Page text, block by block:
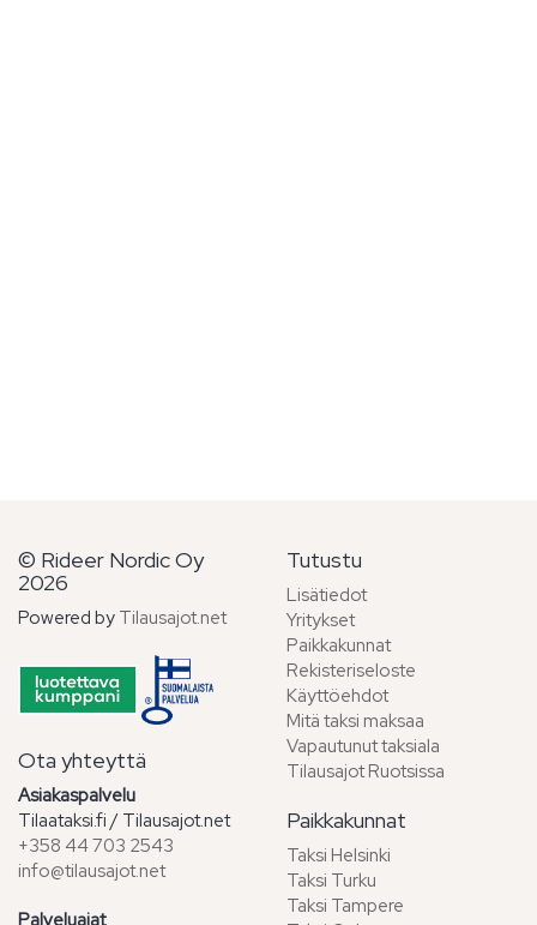
Tee ilmainen tarjouspyyntö!
© Rideer Nordic Oy
2026
Powered by Tilausajot.net
Ota yhteyttä
Asiakaspalvelu
Tilaataksi.fi / Tilausajot.net
+358 44 703 2543
info@tilausajot.net
Tutustu
Lisätiedot
Yritykset
Paikkakunnat
Rekisteriseloste
Käyttöehdot
Mitä taksi maksaa
Vapautunut taksiala
Tilausajot Ruotsissa
Paikkakunnat
Taksi Helsinki
Taksi Turku
Taksi Tampere